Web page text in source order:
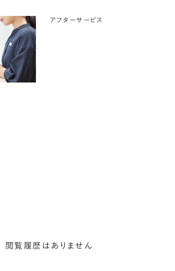
アフターサービス
閲覧履歴はありません